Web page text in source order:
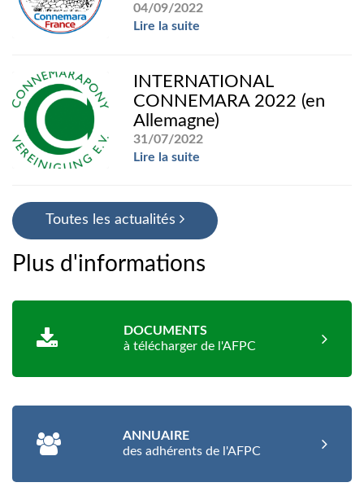
04/09/2022
Lire la suite
INTERNATIONAL
CONNEMARA 2022 (en
Allemagne)
31/07/2022
Lire la suite
Toutes les actualités
Plus d'informations
DOCUMENTS
à télécharger de l'AFPC
ANNUAIRE
des adhérents de l'AFPC